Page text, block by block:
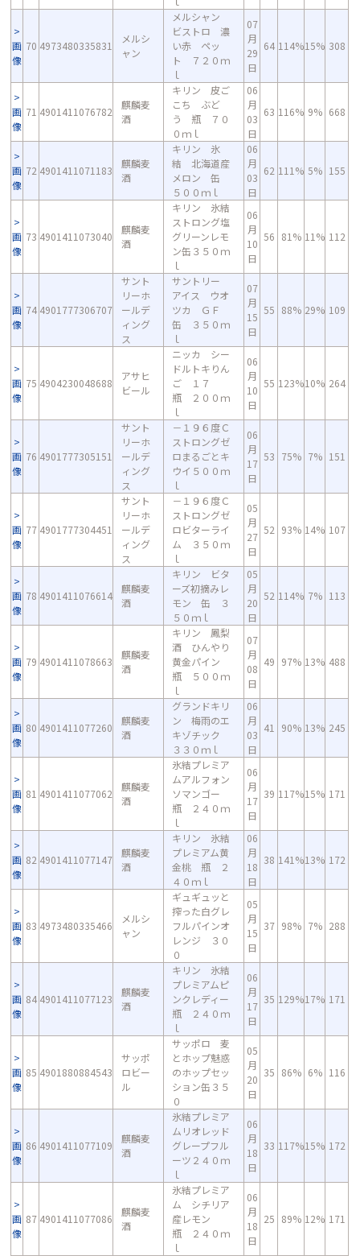
画
像
70 4973480335831
メルシ
ャン
メルシャン
ビストロ 濃
い赤 ペッ
ト ７２０ｍ
ｌ
07
月
29
日
64 114%15% 308
画
像
71 4901411076782
麒麟麦
酒
キリン 皮ご
こち ぶど
う 瓶 ７０
０ｍｌ
06
月
03
日
63 116% 9% 668
画
像
72 4901411071183
麒麟麦
酒
キリン 氷
結 北海道産
メロン 缶
５００ｍｌ
06
月
03
日
62 111% 5% 155
画
像
73 4901411073040
麒麟麦
酒
キリン 氷結
ストロング塩
グリーンレモ
ン缶３５０ｍ
ｌ
06
月
10
日
56 81% 11% 112
画
像
74 4901777306707
サント
リーホ
ールデ
ィング
ス
サントリー
アイス ウオ
ツカ ＧＦ
缶 ３５０ｍ
ｌ
07
月
15
日
55 88% 29% 109
画
像
75 4904230048688
アサヒ
ビール
ニッカ シー
ドルトキりん
ご １７
瓶 ２００ｍ
ｌ
06
月
10
日
55 123%10% 264
画
像
76 4901777305151
サント
リーホ
ールデ
ィング
ス
－１９６度Ｃ
ストロングゼ
ロまるごとキ
ウイ５００ｍ
ｌ
06
月
17
日
53 75% 7% 151
画
像
77 4901777304451
サント
リーホ
ールデ
ィング
ス
－１９６度Ｃ
ストロングゼ
ロビターライ
ム ３５０ｍ
ｌ
05
月
27
日
52 93% 14% 107
画
像
78 4901411076614
麒麟麦
酒
キリン ビタ
ーズ初摘みレ
モン 缶 ３
５０ｍｌ
05
月
20
日
52 114% 7% 113
画
像
79 4901411078663
麒麟麦
酒
キリン 鳳梨
酒 ひんやり
黄金パイン
瓶 ５００ｍ
ｌ
07
月
08
日
49 97% 13% 488
画
像
80 4901411077260
麒麟麦
酒
グランドキリ
ン 梅雨のエ
キゾチック
３３０ｍｌ
06
月
03
日
41 90% 13% 245
画
像
81 4901411077062
麒麟麦
酒
氷結プレミア
ムアルフォン
ソマンゴー
瓶 ２４０ｍ
ｌ
06
月
17
日
39 117%15% 171
画
像
82 4901411077147
麒麟麦
酒
キリン 氷結
プレミアム黄
金桃 瓶 ２
４０ｍｌ
06
月
18
日
38 141%13% 172
画
像
83 4973480335466
メルシ
ャン
ギュギュッと
搾った白グレ
フルパインオ
レンジ ３０
０
05
月
15
日
37 98% 7% 288
画
像
84 4901411077123
麒麟麦
酒
キリン 氷結
プレミアムピ
ンクレディー
瓶 ２４０ｍ
ｌ
06
月
17
日
35 129%17% 171
画
像
85 4901880884543
サッポ
ロビー
ル
サッポロ 麦
とホップ魅惑
のホップセッ
ション缶３５
０
05
月
20
日
35 86% 6% 116
画
像
86 4901411077109
麒麟麦
酒
氷結プレミア
ムリオレッド
グレープフル
ーツ２４０ｍ
ｌ
06
月
18
日
33 117%15% 172
画
像
87 4901411077086
麒麟麦
酒
氷結プレミア
ム シチリア
産レモン
瓶 ２４０ｍ
ｌ
06
月
18
日
25 89% 12% 171